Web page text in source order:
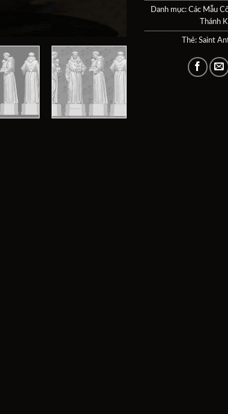
Danh mục: Các Mẫu
Thánh
Thẻ: Saint